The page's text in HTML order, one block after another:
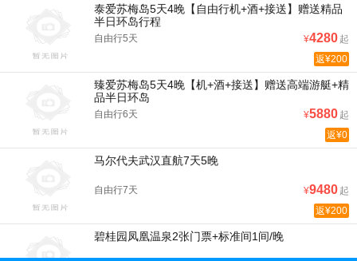
泰爱苏梅岛5天4晚【自由行机+酒+接送】赠送精品
半日环岛行程
自由行5天 ¥4280 起
返¥200
臻爱苏梅岛5天4晚【机+酒+接送】赠送高端游艇+精
品半日环岛
自由行6天 ¥5880 起
返¥0
马尔代夫武汉直航7天5晚
自由行7天 ¥9480 起
返¥200
碧桂园凤凰温泉2张门票+标准间1间/晚